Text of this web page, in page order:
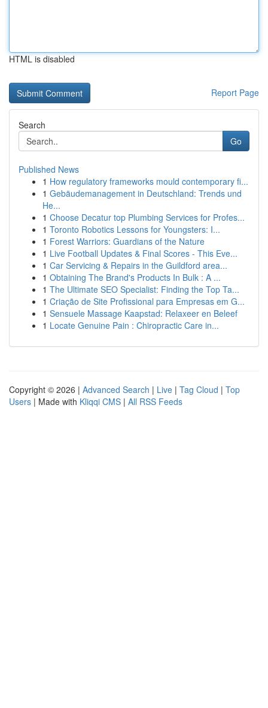
HTML is disabled
Report Page
Search
Go
Published News
1 How regulatory frameworks mould contemporary fi...
1 Gebäudemanagement in Deutschland: Trends und
He...
1 Choose Decatur top Plumbing Services for Profes...
1 Toronto Robotics Lessons for Youngsters: I...
1 Forest Warriors: Guardians of the Nature
1 Live Football Updates & Final Scores - This Eve...
1 Car Servicing & Repairs in the Guildford area...
1 Obtaining The Brand's Products In Bulk : A ...
1 The Ultimate SEO Specialist: Finding the Top Ta...
1 Criação de Site Profissional para Empresas em G...
1 Sensuele Massage Kaapstad: Relaxeer en Beleef
1 Locate Genuine Pain : Chiropractic Care in...
Copyright © 2026 | Advanced Search | Live | Tag Cloud | Top
Users | Made with Kliqqi CMS | All RSS Feeds